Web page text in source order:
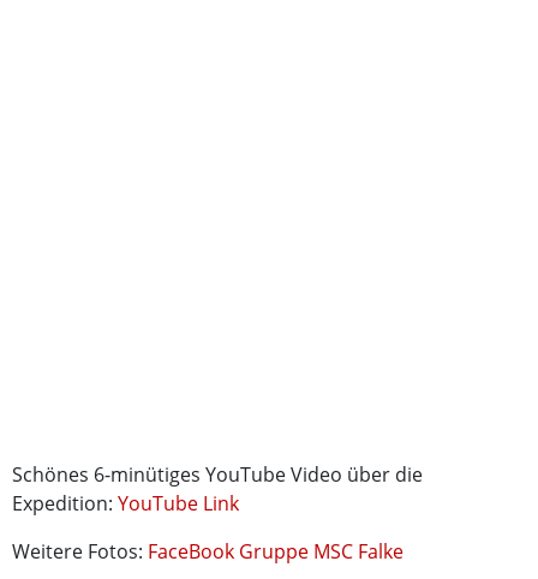
Schönes 6-minütiges YouTube Video über die
Expedition: YouTube Link
Weitere Fotos: FaceBook Gruppe MSC Falke